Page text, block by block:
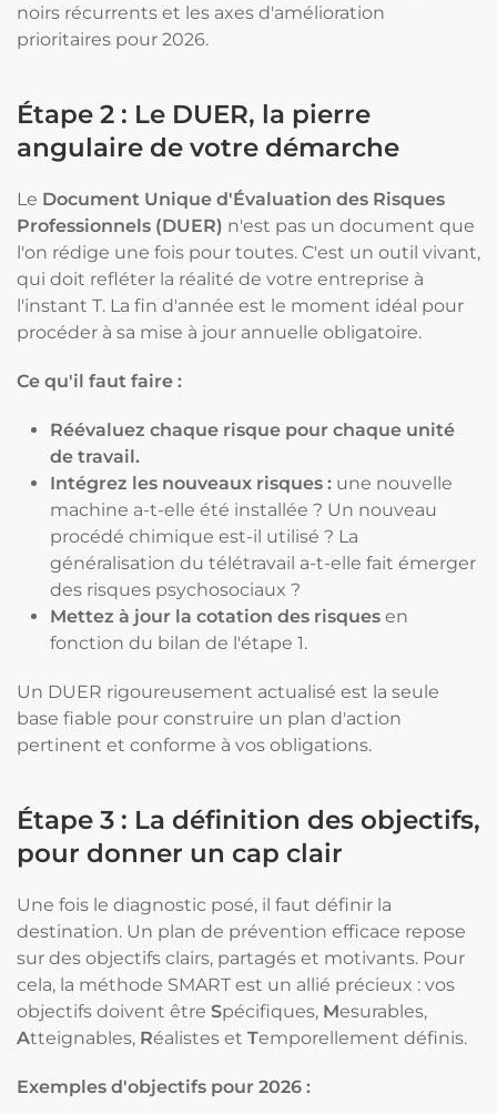
noirs récurrents et les axes d'amélioration
prioritaires pour 2026.
Étape 2 : Le DUER, la pierre
angulaire de votre démarche
Le Document Unique d'Évaluation des Risques
Professionnels (DUER) n'est pas un document que
l'on rédige une fois pour toutes. C'est un outil vivant,
qui doit refléter la réalité de votre entreprise à
l'instant T. La fin d'année est le moment idéal pour
procéder à sa mise à jour annuelle obligatoire.
Ce qu'il faut faire :
Réévaluez chaque risque pour chaque unité
de travail.
Intégrez les nouveaux risques : une nouvelle
machine a-t-elle été installée ? Un nouveau
procédé chimique est-il utilisé ? La
généralisation du télétravail a-t-elle fait émerger
des risques psychosociaux ?
Mettez à jour la cotation des risques en
fonction du bilan de l'étape 1.
Un DUER rigoureusement actualisé est la seule
base fiable pour construire un plan d'action
pertinent et conforme à vos obligations.
Étape 3 : La définition des objectifs,
pour donner un cap clair
Une fois le diagnostic posé, il faut définir la
destination. Un plan de prévention efficace repose
sur des objectifs clairs, partagés et motivants. Pour
cela, la méthode SMART est un allié précieux : vos
objectifs doivent être Spécifiques, Mesurables,
Atteignables, Réalistes et Temporellement définis.
Exemples d'objectifs pour 2026 :